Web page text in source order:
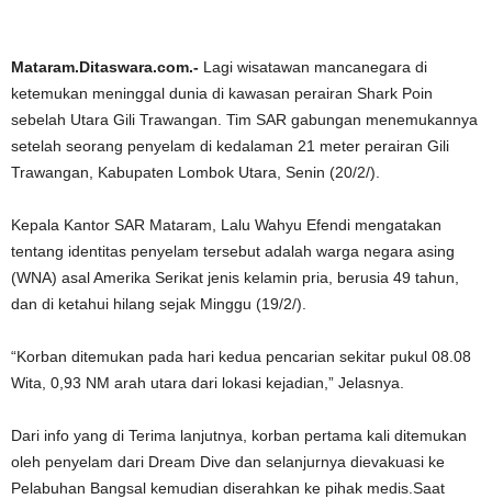
Mataram.Ditaswara.com.- Lagi wisatawan mancanegara di
ketemukan meninggal dunia di kawasan perairan Shark Poin
sebelah Utara Gili Trawangan. Tim SAR gabungan menemukannya
setelah seorang penyelam di kedalaman 21 meter perairan Gili
Trawangan, Kabupaten Lombok Utara, Senin (20/2/).
Kepala Kantor SAR Mataram, Lalu Wahyu Efendi mengatakan
tentang identitas penyelam tersebut adalah warga negara asing
(WNA) asal Amerika Serikat jenis kelamin pria, berusia 49 tahun,
dan di ketahui hilang sejak Minggu (19/2/).
“Korban ditemukan pada hari kedua pencarian sekitar pukul 08.08
Wita, 0,93 NM arah utara dari lokasi kejadian,” Jelasnya.
Dari info yang di Terima lanjutnya, korban pertama kali ditemukan
oleh penyelam dari Dream Dive dan selanjurnya dievakuasi ke
Pelabuhan Bangsal kemudian diserahkan ke pihak medis.Saat